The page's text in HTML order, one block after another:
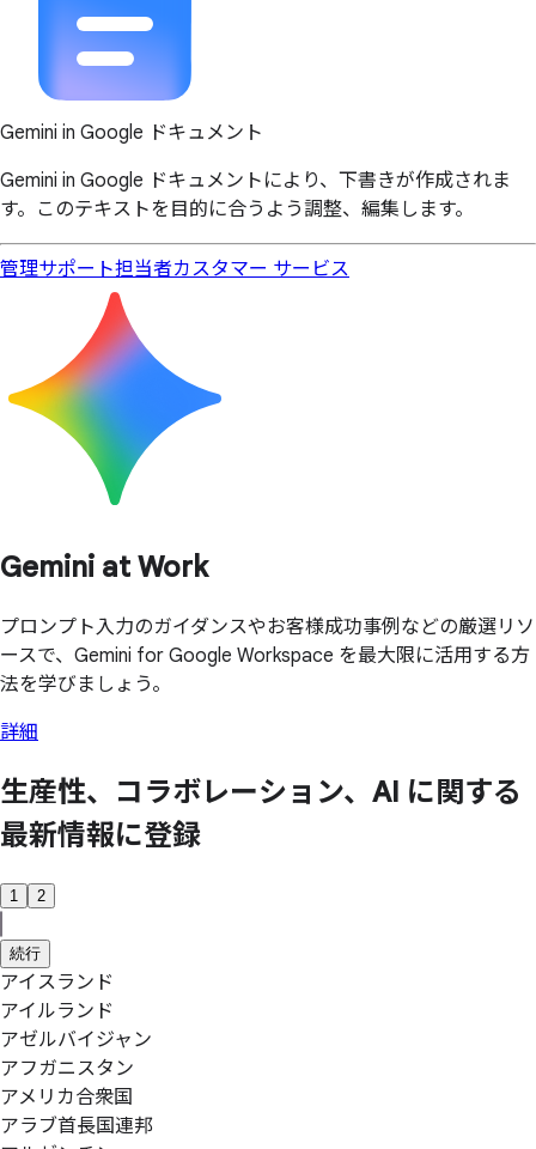
Gemini in Google ドキュメント
Gemini in Google ドキュメントにより、下書きが作成されま
す。このテキストを目的に合うよう調整、編集します。
管理サポート担当者カスタマー サービス
Gemini at Work
プロンプト入力のガイダンスやお客様成功事例などの厳選リソ
ースで、Gemini for Google Workspace を最大限に活用する方
法を学びましょう。
詳細
生産性、 コラボレーション、 AI に 関する
最新情報に登録
1 2
続行
アイスランド
アイルランド
アゼルバイジャン
アフガニスタン
アメリカ合衆国
アラブ首長国連邦